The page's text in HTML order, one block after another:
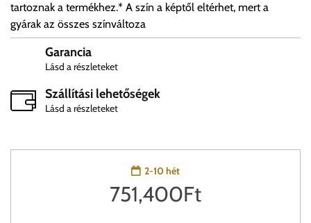
tartoznak a termékhez.* A szín a képtől eltérhet, mert a
gyárak az összes színváltoza
Garancia
Lásd a részleteket
Szállítási lehetőségek
Lásd a részleteket
2-10 hét
751,400Ft